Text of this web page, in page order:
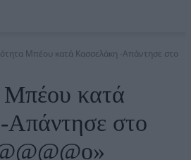
Μπέου κατά Κασσελάκη -Απάντησε στο
Μπέου κατά
στο